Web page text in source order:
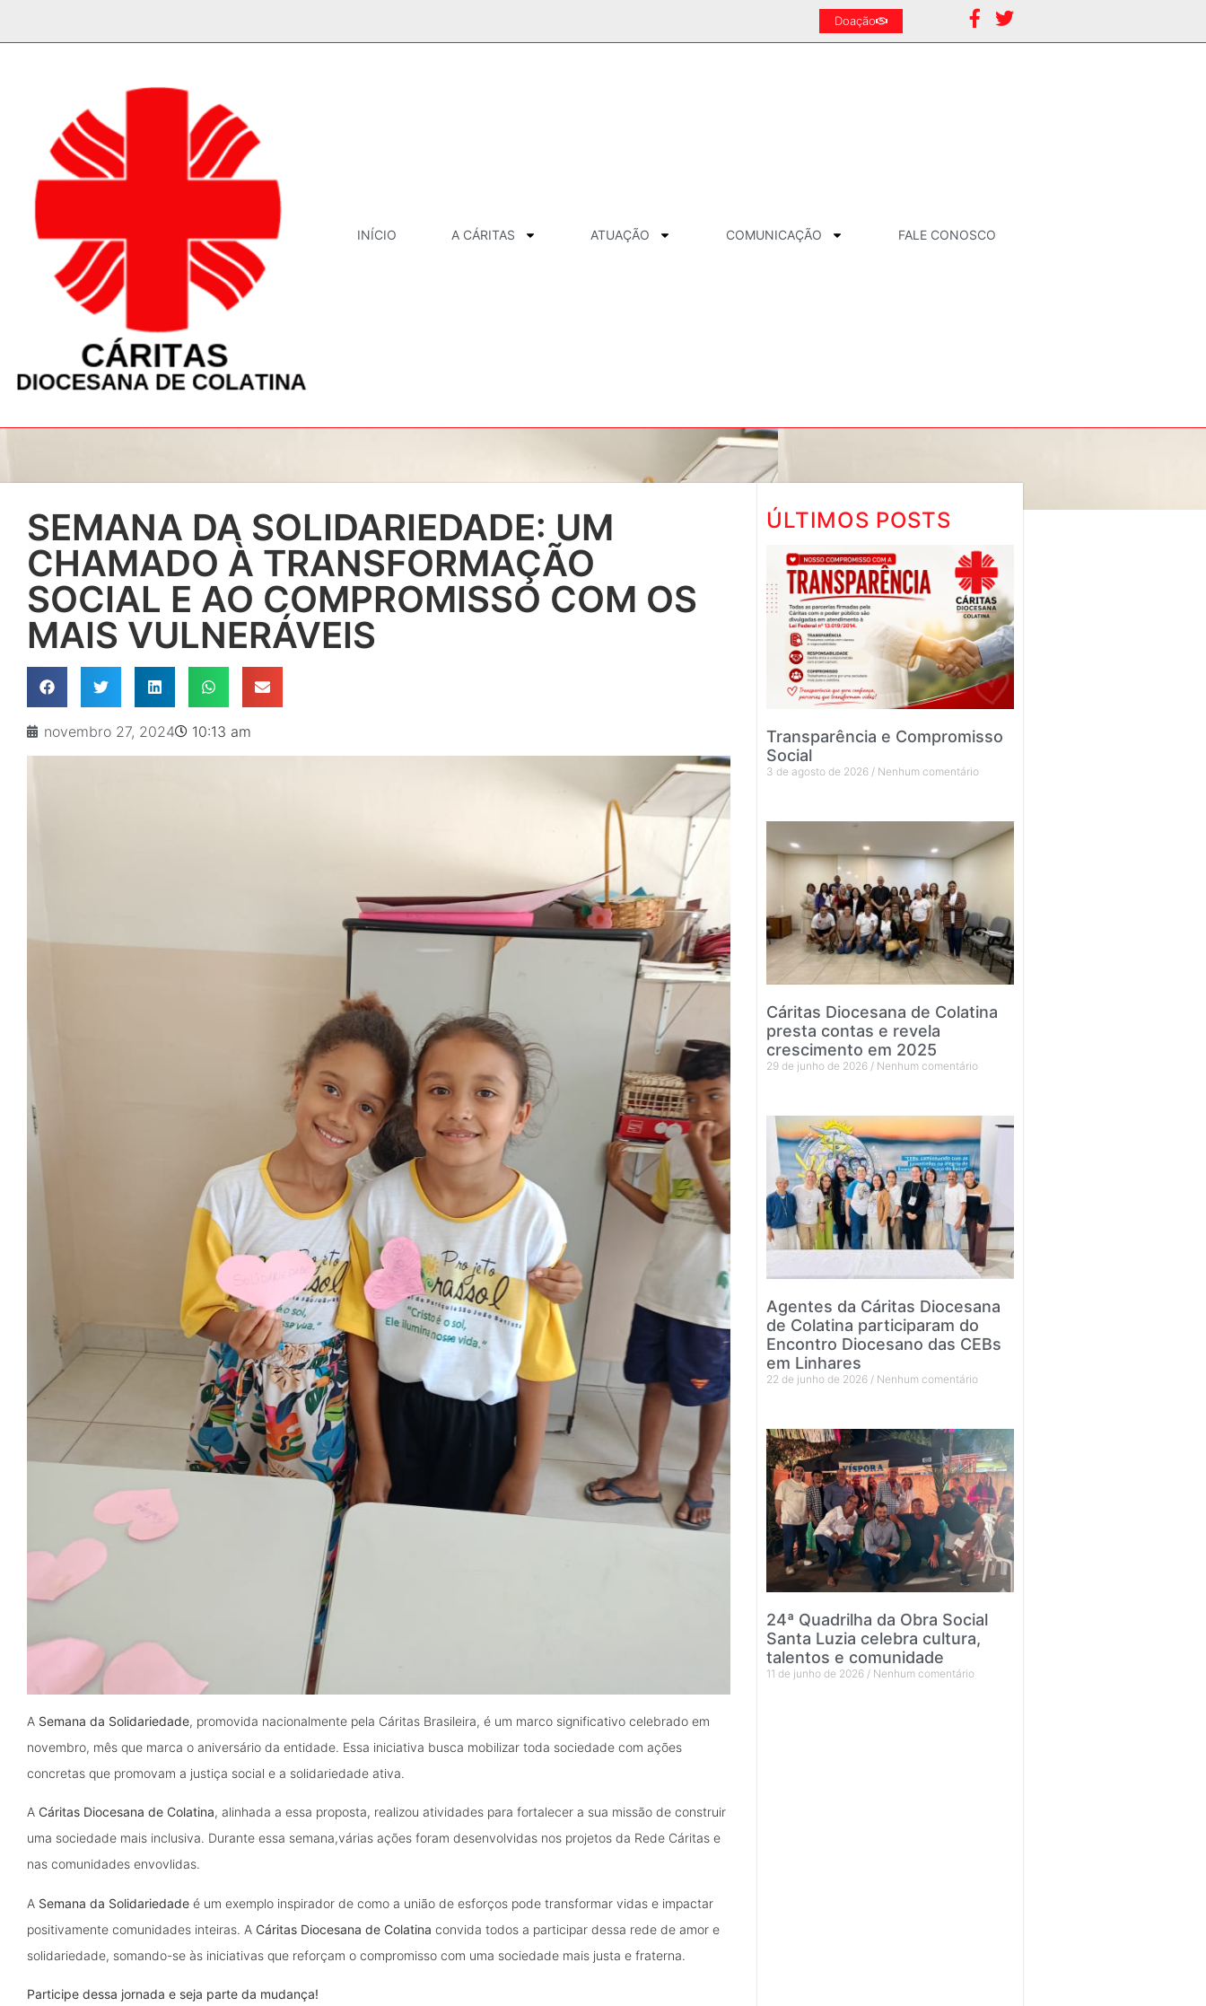
Doação
INÍCIO A CÁRITAS ATUAÇÃO COMUNICAÇÃO FALE CONOSCO
SEMANA DA SOLIDARIEDADE: UM
CHAMADO À TRANSFORMAÇÃO
SOCIAL E AO COMPROMISSO COM OS
MAIS VULNERÁVEIS
novembro 27, 2024 10:13 am
A Semana da Solidariedade, promovida nacionalmente pela Cáritas Brasileira, é um marco significativo celebrado em
novembro, mês que marca o aniversário da entidade. Essa iniciativa busca mobilizar toda sociedade com ações
concretas que promovam a justiça social e a solidariedade ativa.
A Cáritas Diocesana de Colatina, alinhada a essa proposta, realizou atividades para fortalecer a sua missão de construir
uma sociedade mais inclusiva. Durante essa semana,várias ações foram desenvolvidas nos projetos da Rede Cáritas e
nas comunidades envovlidas.
A Semana da Solidariedade é um exemplo inspirador de como a união de esforços pode transformar vidas e impactar
positivamente comunidades inteiras. A Cáritas Diocesana de Colatina convida todos a participar dessa rede de amor e
solidariedade, somando-se às iniciativas que reforçam o compromisso com uma sociedade mais justa e fraterna.
Participe dessa jornada e seja parte da mudança!
ÚLTIMOS POSTS
Transparência e Compromisso
Social
3 de agosto de 2026 Nenhum comentário
Cáritas Diocesana de Colatina
presta contas e revela
crescimento em 2025
29 de junho de 2026 Nenhum comentário
Agentes da Cáritas Diocesana
de Colatina participaram do
Encontro Diocesano das CEBs
em Linhares
22 de junho de 2026 Nenhum comentário
24ª Quadrilha da Obra Social
Santa Luzia celebra cultura,
talentos e comunidade
11 de junho de 2026 Nenhum comentário